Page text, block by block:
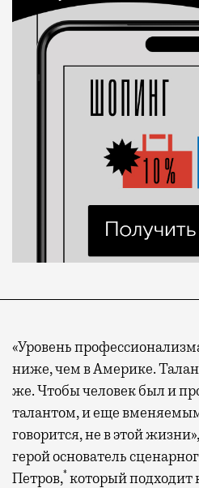
«Уровень
ниже, чем в Америке.
же. Чтобы человек был и
талантом, и еще
говорится, не в этой
герой основатель
Петров,*который подходит